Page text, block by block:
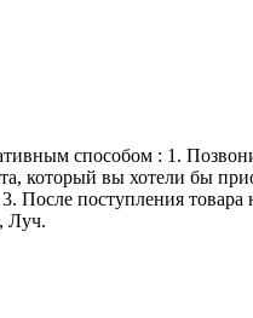
способом : 1.
который вы хотели бы
После поступления товара
Луч.